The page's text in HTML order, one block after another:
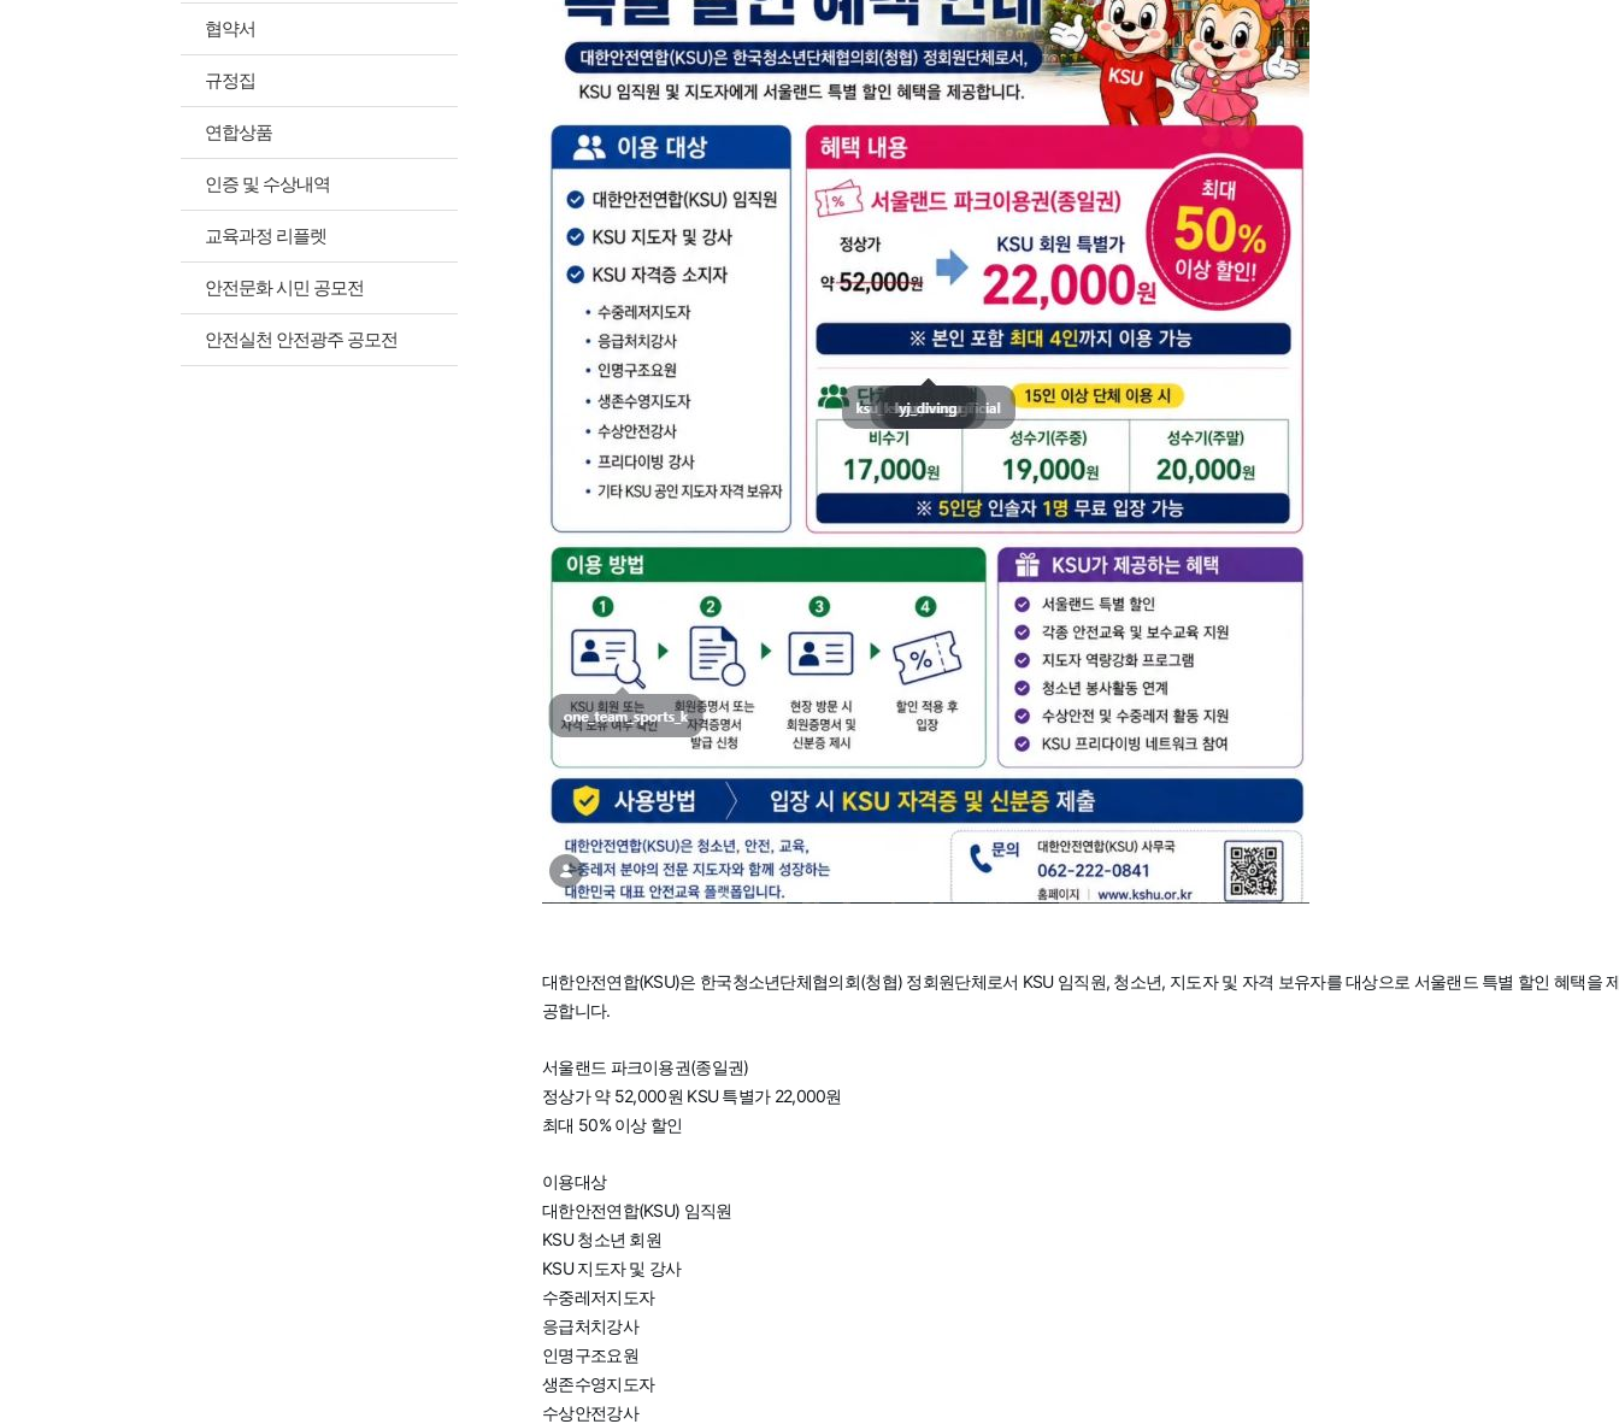
협약서
규정집
연합상품
인증 및 수상내역
교육과정 리플렛
안전문화 시민 공모전
안전실천 안전광주 공모전
대한안전연합(KSU)은 한국청소년단체협의회(청협) 정회원단체로서 KSU 임직원, 청소년, 지도자 및 자격 보유자를 대상으로 서울랜드 특별 할인 혜택을
공합니다.
서울랜드 파크이용권(종일권)
정상가 약 52,000원 KSU 특별가 22,000원
최대 50% 이상 할인
이용대상
대한안전연합(KSU) 임직원
KSU 청소년 회원
KSU 지도자 및 강사
수중레저지도자
응급처치강사
인명구조요원
생존수영지도자
수상안전강사